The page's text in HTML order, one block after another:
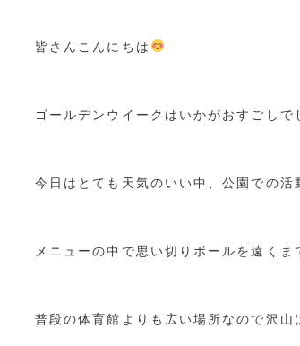
皆さんこんにちは
ゴールデンウイークはいかがおすごしで
今日はとても天気のいい中、公園での
メニューの中で思い切りボールを遠く
普段の体育館よりも広い場所なので沢山